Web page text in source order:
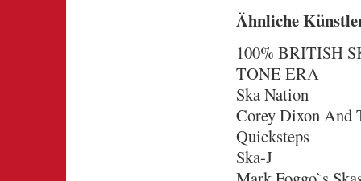
Ähnliche
100% BRITISH
TONE ERA
Ska Nation
Corey Dixon And
Quicksteps
Ska-J